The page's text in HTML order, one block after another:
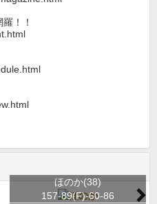
！！
ほのか(38)
157-89(F)-60-86